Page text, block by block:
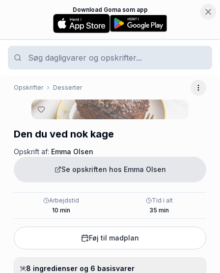
Download Goma som app
Opskrifter Desserter Flere
Den du ved nok kage
Opskrift af: Emma Olsen
Se opskriften hos Emma Olsen
Arbejdstid
10 min
Tid i alt
35 min
Føj til madplan
8 ingredienser og 6 basisvarer